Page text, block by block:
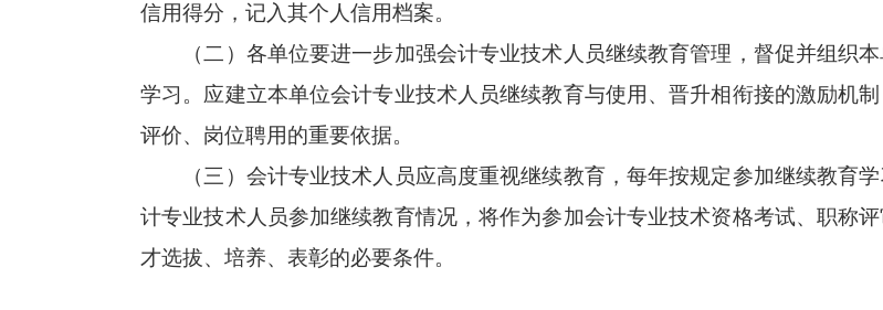
信用得分，记入其个人信用档案。
（二）各单位要进一步加强会计专业技术人员继续教育管理，督促并组织
学习。应建立本单位会计专业技术人员继续教育与使用、晋升相衔接的激励机
评价、岗位聘用的重要依据。
（三）会计专业技术人员应高度重视继续教育，每年按规定参加继续教育学
计专业技术人员参加继续教育情况，将作为参加会计专业技术资格考试、职称
才选拔、培养、表彰的必要条件。